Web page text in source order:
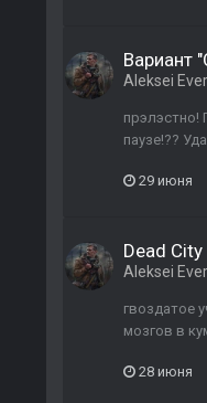
Вариант
Aleksei
прэлэстно!
паузе!??
29 июня
Dead City
Aleksei
гвоздатое
мозгов в
28 июня